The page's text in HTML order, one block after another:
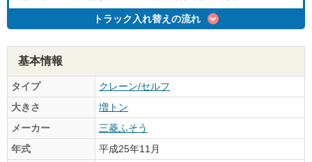
トラック入れ替えの流れ
基本情報
タイプ
クレーン/セルフ
大きさ
増トン
メーカー
三菱ふそう
年式
平成25年11月